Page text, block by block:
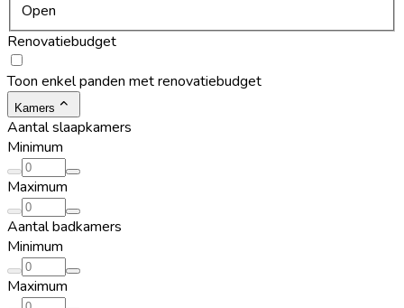
Open
Renovatiebudget
Toon enkel panden met renovatiebudget
Kamers
Aantal slaapkamers
Minimum
Maximum
Aantal badkamers
Minimum
Maximum